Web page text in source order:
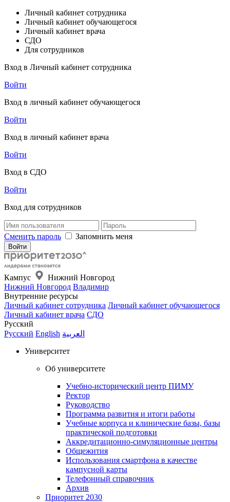
Личный кабинет сотрудника
Личный кабинет обучающегося
Личный кабинет врача
СДО
Для сотрудников
Вход в Личный кабинет сотрудника
Войти
Вход в личный кабинет обучающегося
Войти
Вход в личный кабинет врача
Войти
Вход в СДО
Войти
Вход для сотрудников
Сменить пароль Запомнить меня
Кампус
Нижний Новгород
Нижний Новгород Владимир
Внутренние ресурсы
Личный кабинет сотрудника Личный кабинет обучающегося
Личный кабинет врача СДО
Русский
Русский English العربية
Университет
Об университете
Учебно-исторический центр ПИМУ
Ректор
Руководство
Программа развития и итоги работы
Учебные корпуса и клинические базы, базы
практической подготовки
Аккредитационно-симуляционные центры
Общежития
Использования смартфона в качестве
кампусной карты
Телефонный справочник
Архив
Приоритет 2030